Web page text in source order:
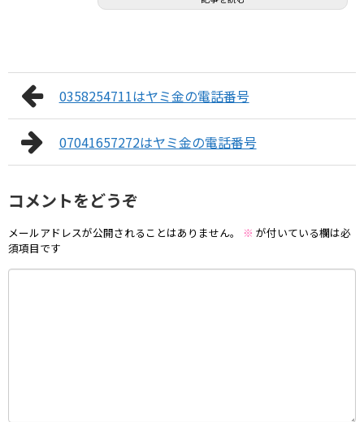
0358254711はヤミ金の電話番号
07041657272はヤミ金の電話番号
コメントをどうぞ
メールアドレスが公開されることはありません。 ※ が付いている欄は必
須項目です